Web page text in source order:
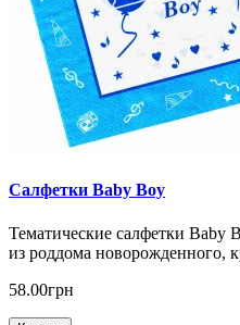
Салфетки Baby Boy
Тематические cалфетки Baby
из роддома новорожденного,
58.00грн